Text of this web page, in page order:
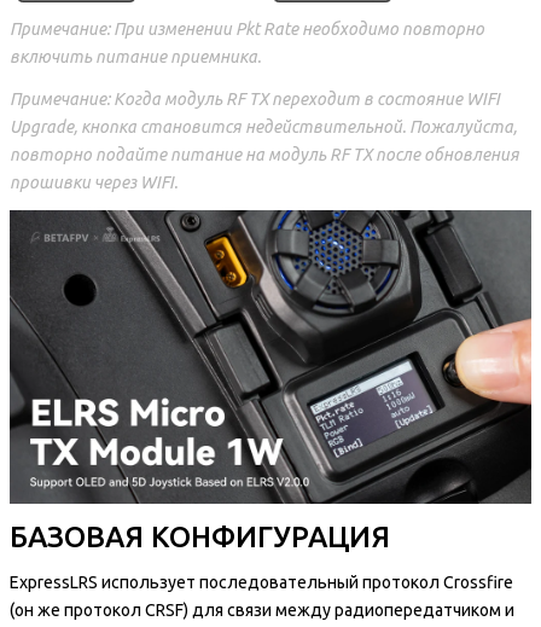
Примечание: При изменении Pkt Rate необходимо повторно
включить питание приемника.
Примечание: Когда модуль RF TX переходит в состояние WIFI
Upgrade, кнопка становится недействительной. Пожалуйста,
повторно подайте питание на модуль RF TX после обновления
прошивки через WIFI.
БАЗОВАЯ КОНФИГУРАЦИЯ
ExpressLRS использует последовательный протокол Crossfire
(он же протокол CRSF) для связи между радиопередатчиком и